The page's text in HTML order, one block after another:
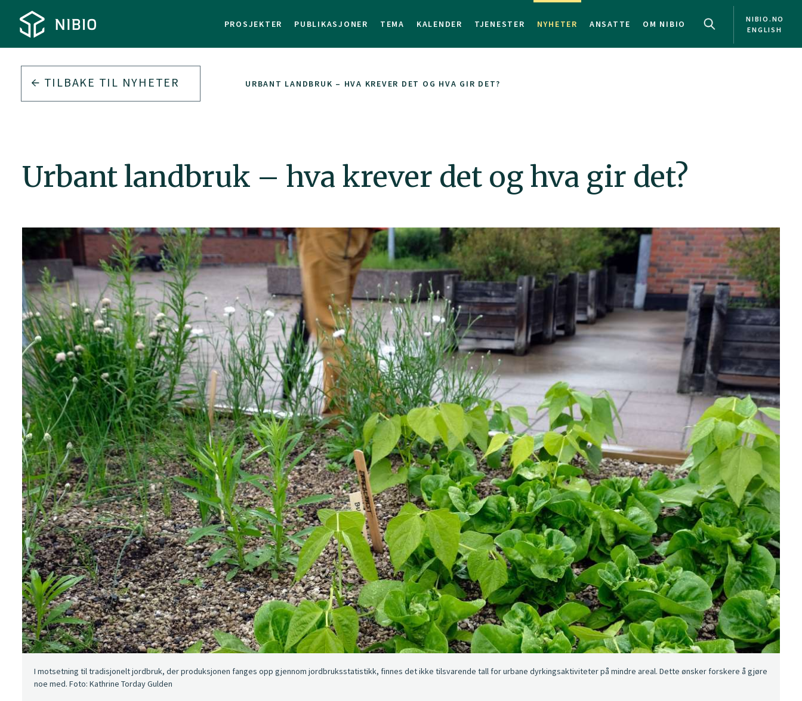
PROSJEKTER PUBLIKASJONER TEMA KALENDER TJENESTER NYHETER ANSATTE OM NIBIO
NIBIO.NO
ENGLISH
TILBAKE TIL NYHETER URBANT LANDBRUK – HVA KREVER DET OG HVA GIR DET?
Urbant landbruk – hva krever det og hva gir det?
I motsetning til tradisjonelt jordbruk, der produksjonen fanges opp gjennom jordbruksstatistikk, finnes det ikke tilsvarende tall for urbane dyrkingsaktiviteter på mindre areal. Dette ønsker forskere å gjøre
noe med. Foto: Kathrine Torday Gulden